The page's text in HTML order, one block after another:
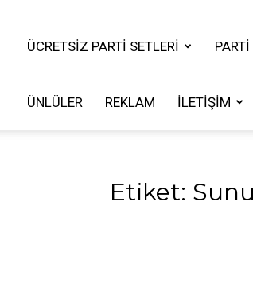
ÜCRETSIZ PARTI SETLERI
ÜNLÜLER REKLAM İLETIŞIM
Etiket: